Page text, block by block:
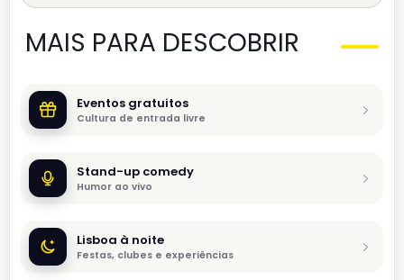
MAIS PARA DESCOBRIR
Eventos gratuitos
Cultura de entrada livre
Stand-up comedy
Humor ao vivo
Lisboa à noite
Festas, clubes e experiências